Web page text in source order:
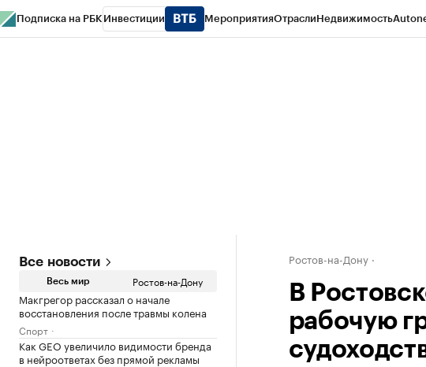
Подписка на РБК Инвестиции МероприятияОтраслиНедвижимость
Все новости
Весь мир Ростов-на-Дону
Макгрегор рассказал о начале
восстановления после травмы колена
Спорт
Как GEO увеличило видимости бренда
в нейроответах без прямой рекламы
Ростов-на-Дону
В
рабочую